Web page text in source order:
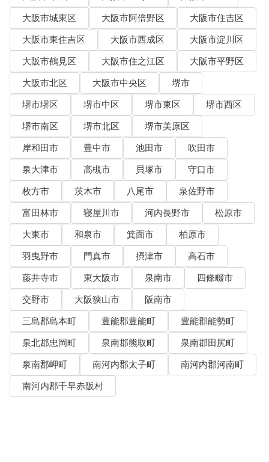
大阪市城東区
大阪市阿倍野区
大阪市住吉区
大阪市東住吉区
大阪市西成区
大阪市淀川区
大阪市鶴見区
大阪市住之江区
大阪市平野区
大阪市北区
大阪市中央区
堺市
堺市堺区
堺市中区 堺市東区
堺市西区
堺市南区
堺市北区
堺市美原区
岸和田市
豊中市 池田市
吹田市
泉大津市
高槻市 貝塚市
守口市
枚方市
茨木市 八尾市
泉佐野市
富田林市
寝屋川市 河内長野市
松原市
大東市
和泉市 箕面市
柏原市
羽曳野市
門真市 摂津市
高石市
藤井寺市
東大阪市 泉南市
四條畷市
交野市
大阪狭山市
阪南市
三島郡島本町
豊能郡豊能町
豊能郡能勢町
泉北郡忠岡町
泉南郡熊取町
泉南郡田尻町
泉南郡岬町
南河内郡太子町
南河内郡河南町
南河内郡千早赤阪村